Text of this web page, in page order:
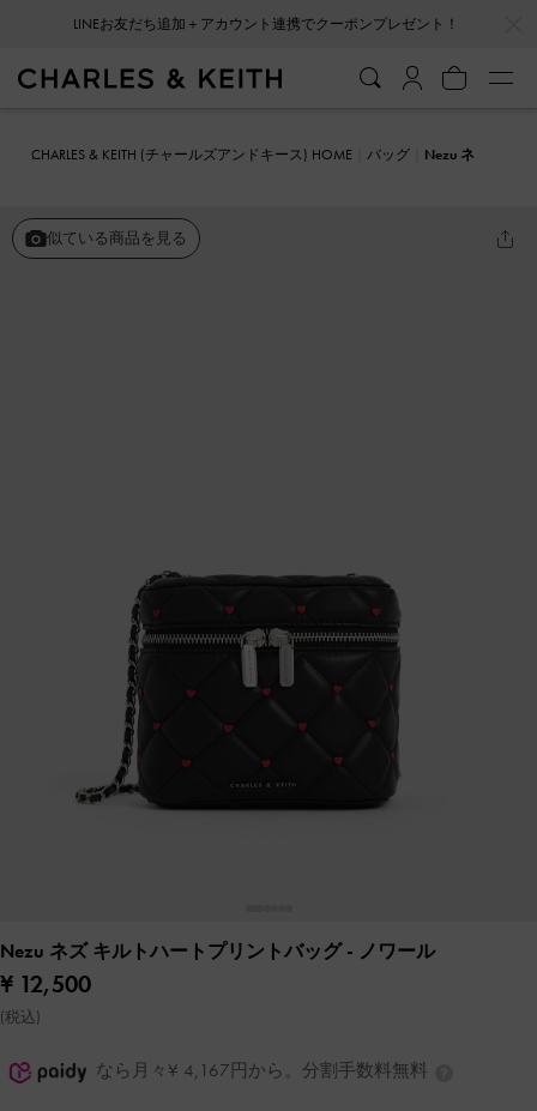
CHARLES & KEITH (チャールズアンドキース) HOME バッグ
Nezu ネ
似ている商品を見る
Nezu ネズ キルトハートプリントバッグ- ノワール
¥ 12,500
(税込)
なら月々¥ 4,167円から。分割手数料無料